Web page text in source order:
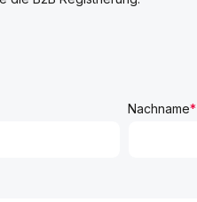
Nachname*